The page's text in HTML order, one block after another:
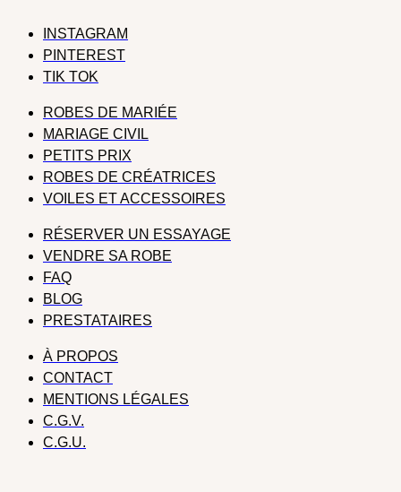
INSTAGRAM
PINTEREST
TIK TOK
ROBES DE MARIÉE
MARIAGE CIVIL
PETITS PRIX
ROBES DE CRÉATRICES
VOILES ET ACCESSOIRES
RÉSERVER UN ESSAYAGE
VENDRE SA ROBE
FAQ
BLOG
PRESTATAIRES
À PROPOS
CONTACT
MENTIONS LÉGALES
C.G.V.
C.G.U.